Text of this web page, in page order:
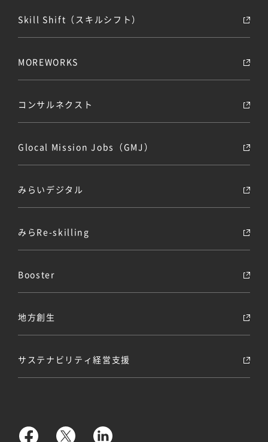
Skill Shift（スキルシフト）
MOREWORKS
コンサルネクスト
Glocal Mission Jobs（GMJ）
みらいデジタル
みらRe-skilling
Booster
地方創生
サステナビリティ経営支援